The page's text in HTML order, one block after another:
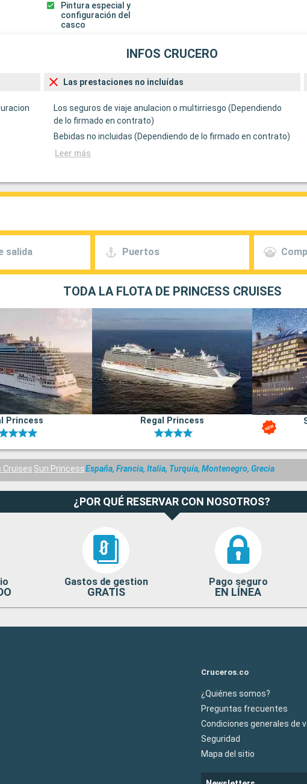
Pintura especial y
configuración del
casco
INFOS CRUCERO
Las prestaciones no incluídas
Los seguros de viaje anulacion o multirriesgo (Dependiendo
de lo firmado en contrato)
Bebidas no incluidas (Dependiendo de lo firmado en contrato)
Leer más
salida Puertos
TODA LA FLOTA DE PRINCESS CRUISES
Princess Regal Princess
Cruises Sun PrincessEspaña, Francia, Italia, Turquía, Montenegro, Grecia
¿POR QUÉ RESERVAR CON NOSOTROS?
Gastos de gestion
GRATIS
Pago seguro
EN LÍNEA
Cruceros.co
¿Quiénes somos?
Preguntas frecuentes
Condiciones generales de
Seguridad
Mapa del sitio